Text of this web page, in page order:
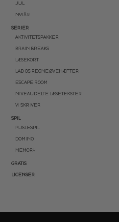
JUL
NYTÅR
SERIER
AKTIVITETSPAKKER
BRAIN BREAKS
LÆSEKORT
LAD OS REGNE ØVEHÆFTER
ESCAPE ROOM
NIVEAUDELTE LÆSETEKSTER
VI SKRIVER
SPIL
PUSLESPIL
DOMINO
MEMORY
GRATIS
LICENSER